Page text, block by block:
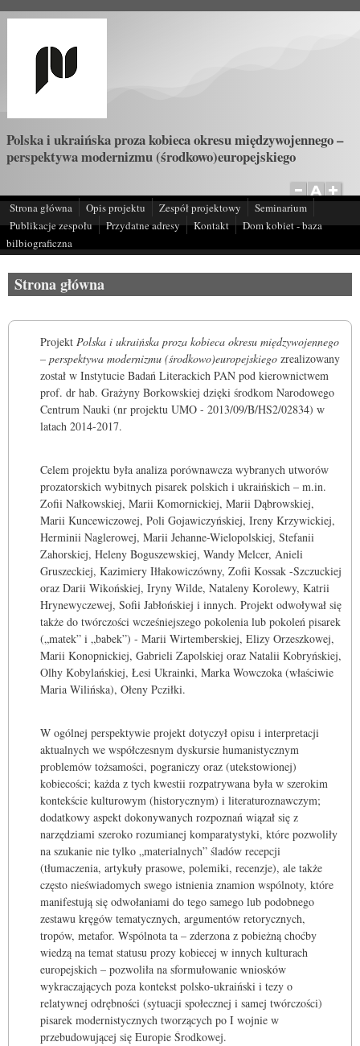
Przejdź do treści
Polska i ukraińska proza kobieca okresu międzywojennego –
perspektywa modernizmu (środkowo)europejskiego
Strona główna Opis projektu Zespół projektowy
Seminarium
Publikacje zespołu
Przydatne adresy Kontakt
Dom kobiet - baza
bilbiograficzna
Strona główna
Projekt Polska i ukraińska proza kobieca okresu międzywojennego
– perspektywa modernizmu (środkowo)europejskiego zrealizowany
został w Instytucie Badań Literackich PAN pod kierownictwem
prof. dr hab. Grażyny Borkowskiej dzięki środkom Narodowego
Centrum Nauki (nr projektu UMO - 2013/09/B/HS2/02834) w
latach 2014-2017.
Celem projektu była analiza porównawcza wybranych utworów
prozatorskich wybitnych pisarek polskich i ukraińskich – m.in.
Zofii Nałkowskiej, Marii Komornickiej, Marii Dąbrowskiej,
Marii Kuncewiczowej, Poli Gojawiczyńskiej, Ireny Krzywickiej,
Herminii Naglerowej, Marii Jehanne-Wielopolskiej, Stefanii
Zahorskiej, Heleny Boguszewskiej, Wandy Melcer, Anieli
Gruszeckiej, Kazimiery Iłłakowiczówny, Zofii Kossak -Szczuckiej
oraz Darii Wikońskiej, Iryny Wilde, Nataleny Korolewy, Katrii
Hrynewyczewej, Sofii Jabłońskiej i innych. Projekt odwoływał się
także do twórczości wcześniejszego pokolenia lub pokoleń pisarek
(„matek” i „babek”) - Marii Wirtemberskiej, Elizy Orzeszkowej,
Marii Konopnickiej, Gabrieli Zapolskiej oraz Natalii Kobryńskiej,
Olhy Kobylańskiej, Łesi Ukrainki, Marka Wowczoka (właściwie
Maria Wilińska), Ołeny Pcziłki.
W ogólnej perspektywie projekt dotyczył opisu i interpretacji
aktualnych we współczesnym dyskursie humanistycznym
problemów tożsamości, pograniczy oraz (utekstowionej)
kobiecości; każda z tych kwestii rozpatrywana była w szerokim
kontekście kulturowym (historycznym) i literaturoznawczym;
dodatkowy aspekt dokonywanych rozpoznań wiązał się z
narzędziami szeroko rozumianej komparatystyki, które pozwoliły
na szukanie nie tylko „materialnych” śladów recepcji
(tłumaczenia, artykuły prasowe, polemiki, recenzje), ale także
często nieświadomych swego istnienia znamion wspólnoty, które
manifestują się odwołaniami do tego samego lub podobnego
zestawu kręgów tematycznych, argumentów retorycznych,
tropów, metafor. Wspólnota ta – zderzona z pobieżną choćby
wiedzą na temat statusu prozy kobiecej w innych kulturach
europejskich – pozwoliła na sformułowanie wniosków
wykraczających poza kontekst polsko-ukraiński i tezy o
relatywnej odrębności (sytuacji społecznej i samej twórczości)
pisarek modernistycznych tworzących po I wojnie w
przebudowującej się Europie Środkowej.